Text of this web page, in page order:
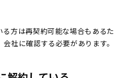
方は再契約可能な場合もあるた
社に確認する必要があります。